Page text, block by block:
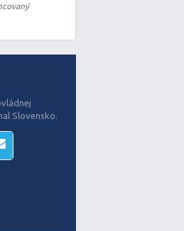
Slovensko.